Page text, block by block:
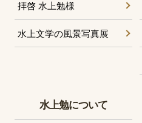
拝啓 水上勉様
水上文学の風景写真展
水上勉について